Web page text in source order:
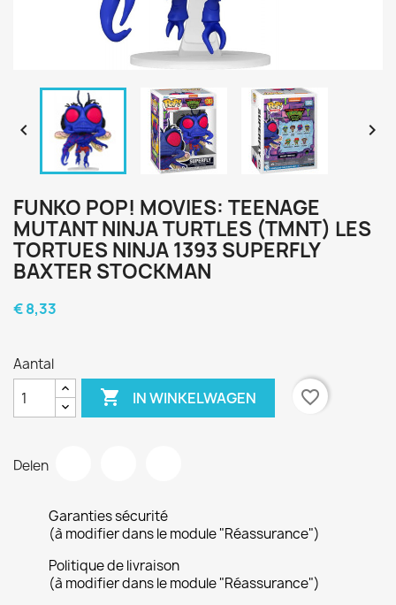
 
FUNKO POP! MOVIES: TEENAGE
MUTANT NINJA TURTLES (TMNT) LES
TORTUES NINJA 1393 SUPERFLY
BAXTER STOCKMAN
€ 8,33
Aantal
 IN WINKELWAGEN favorite_border
Delen
Garanties sécurité
(à modifier dans le module "Réassurance")
Politique de livraison
(à modifier dans le module "Réassurance")